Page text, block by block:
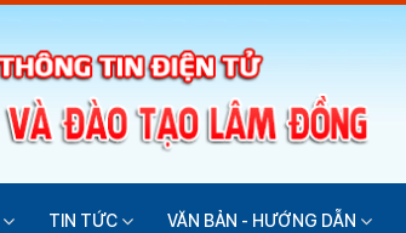
TIN TỨC VĂN BẢN - HƯỚNG DẪN